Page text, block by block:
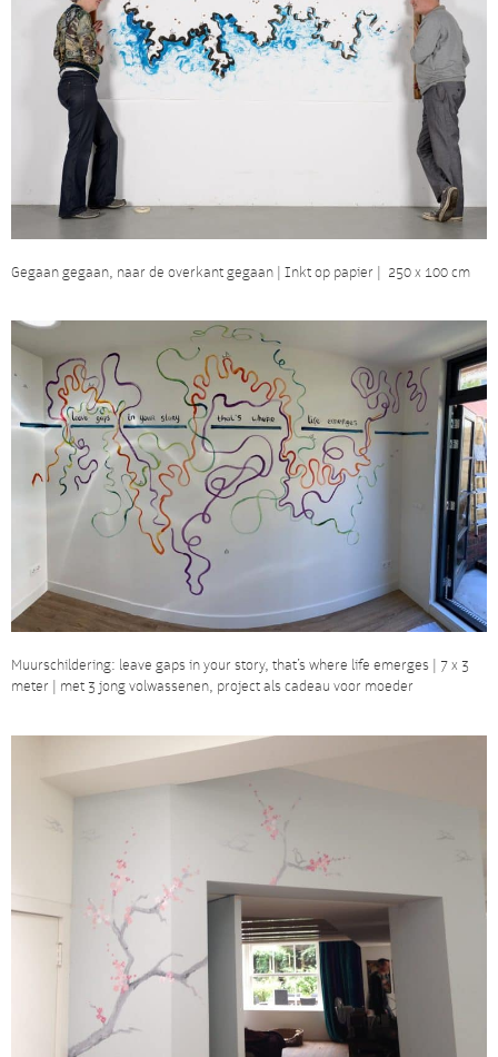
Gegaan gegaan, naar de overkant gegaan | Inkt op papier | 250 x 100 cm
Muurschildering: leave gaps in your story, that’s where life emerges | 7 x 3
meter | met 3 jong volwassenen, project als cadeau voor moeder